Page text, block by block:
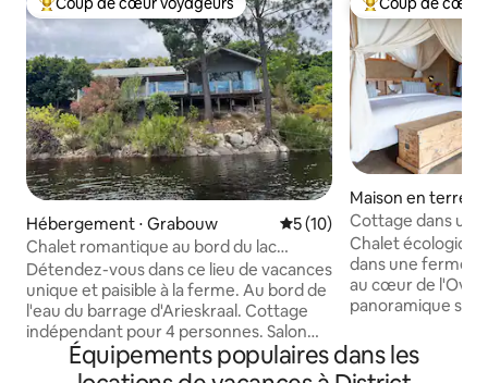
Coups de cœur voyageurs les plus appréciés
Hébergement ⋅ Grabouw Évaluation moyenne sur la
5 (10)
Chalet romantique au bord du lac
(Sunbird)
Détendez-vous dans ce lieu de vacances
unique et paisible à la ferme. Au bord de
l'eau du barrage d'Arieskraal. Cottage
indépendant pour 4 personnes. Salon
spacieux avec foyer intérieur, cuisine
bien équipée et grand patio avec
Coups de cœur
Maison en terre ⋅
Cottage dans un
Homestead
Chalet
dans une ferme
au cœur de
panoramique sur
de fynbos et de
dispose d'eau de
Équipements populaires dans les